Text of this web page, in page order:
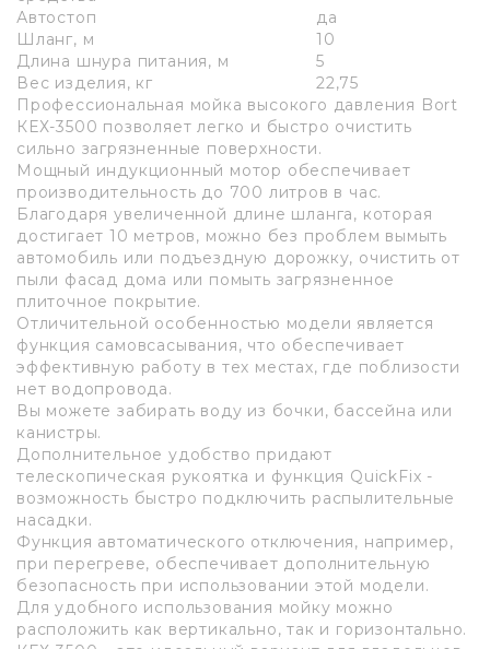
Автостоп
да
Шланг, м
10
Длина шнура питания, м
5
Вес изделия, кг
22,75
Профессиональная мойка высокого давления Bort
КЕХ-3500 позволяет легко и быстро очистить
сильно загрязненные поверхности.
Мощный индукционный мотор обеспечивает
производительность до 700 литров в час.
Благодаря увеличенной длине шланга, которая
достигает 10 метров, можно без проблем вымыть
автомобиль или подъездную дорожку, очистить от
пыли фасад дома или помыть загрязненное
плиточное покрытие.
Отличительной особенностью модели является
функция самовсасывания, что обеспечивает
эффективную работу в тех местах, где поблизости
нет водопровода.
Вы можете забирать воду из бочки, бассейна или
канистры.
Дополнительное удобство придают
телескопическая рукоятка и функция QuickFix -
возможность быстро подключить распылительные
насадки.
Функция автоматического отключения, например,
при перегреве, обеспечивает дополнительную
безопасность при использовании этой модели.
Для удобного использования мойку можно
расположить как вертикально, так и горизонтально.